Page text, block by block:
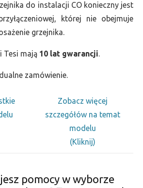
do instalacji CO konieczny jest
której nie obejmuje
grzejnika.
Tesi mają 10 lat gwarancji.
zamówienie.
Zobacz więcej
szczegółów na temat
modelu
(Kliknij)
pomocy w wyborze